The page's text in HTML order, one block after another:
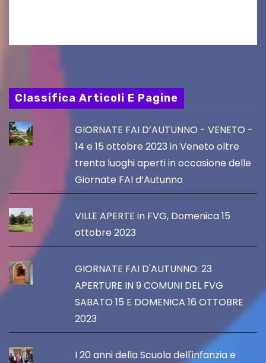
Classifica Articoli E Pagine
GIORNATE FAI D’AUTUNNO - VENETO -
14 e 15 ottobre 2023 in Veneto oltre
trenta luoghi aperti in occasione delle
Giornate FAI d’Autunno
VILLE APERTE in FVG, Domenica 15
ottobre 2023
GIORNATE FAI D'AUTUNNO: 23
APERTURE IN 9 COMUNI DEL FVG
SABATO 15 E DOMENICA 16 OTTOBRE
2023
I 20 anni della Scuola dell'infanzia e